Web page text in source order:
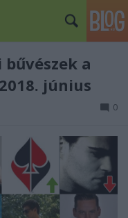
a
június
0